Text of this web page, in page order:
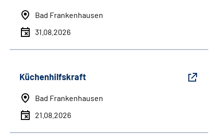
Bad Frankenhausen
31.08.2026
Küchenhilfskraft
Bad Frankenhausen
21.08.2026